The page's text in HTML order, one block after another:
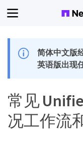
简体中文版
英语版出现
常见
况工作流